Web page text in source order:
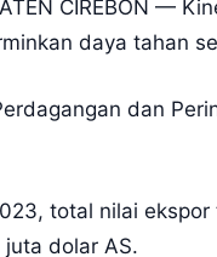
CIREBON —
daya tahan
dan
total nilai
dolar AS.